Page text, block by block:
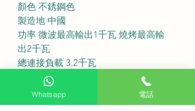
顏色 不銹鋼色
製造地 中國
功率 微波最高輸出1千瓦 燒烤最高輸
出2千瓦
總連接負載 3.2千瓦
機身尺寸 (高 x 闊 x 深) 455 x 594 x 545
毫米
產品為嵌入式設計 不設獨立底座
Whatsapp 電話